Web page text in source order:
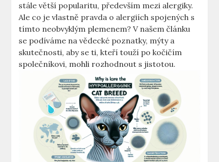
stále větší popularitu, především mezi alergiky.
Ale co je vlastně pravda o alergiích spojených s
tímto neobvyklým plemenem? V našem článku
se podíváme na vědecké poznatky, mýty a
skutečnosti, aby se ti, kteří touží po kočičím
společníkovi, mohli rozhodnout s jistotou.